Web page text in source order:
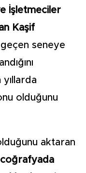
İşletmeciler
Kaşif
geçen seneye
olduğunu
aktaran